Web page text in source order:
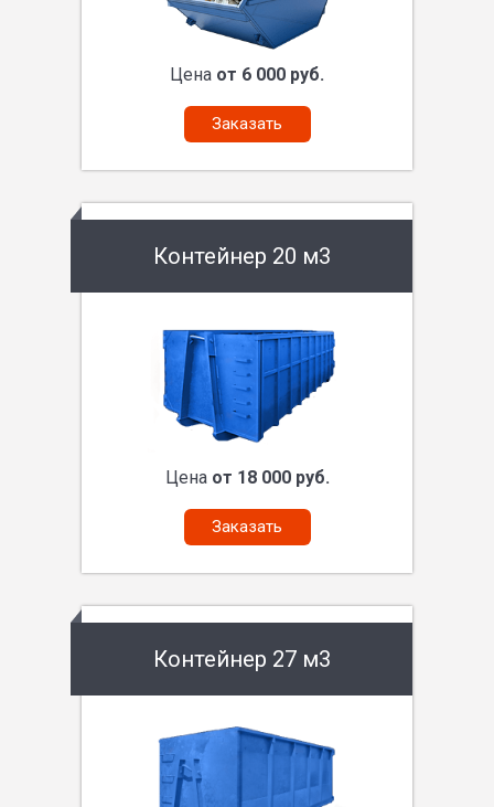
Цена от 6 000 руб.
Заказать
Контейнер 20 м3
Цена от 18 000 руб.
Заказать
Контейнер 27 м3